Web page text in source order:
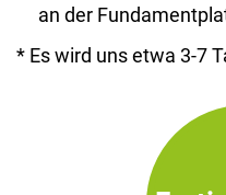
an der
* Es wird uns etwa 3-7